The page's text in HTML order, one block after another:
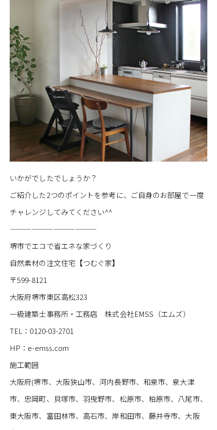
いかがでしたでしょうか？
ご紹介した2つのポイントを参考に、ご自身のお部屋で一度
チャレンジしてみてください^^
————————————
堺市でエコで省エネな家づくり
自然素材の注文住宅【つむぐ家】
〒599-8121
大阪府堺市東区高松323
一級建築士事務所・工務店 株式会社EMSS（エムズ）
TEL：0120-03-2701
HP：e-emss.com
施工範囲
大阪府(堺市、大阪狭山市、河内長野市、和泉市、泉大津
市、忠岡町、貝塚市、羽曳野市、松原市、柏原市、八尾市、
東大阪市、富田林市、高石市、岸和田市、藤井寺市、大阪